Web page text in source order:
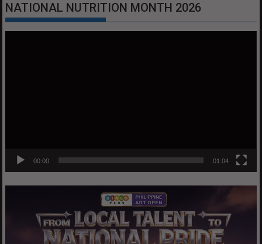
NATIONAL NUTRITION MONTH 2026
00:00 01:04